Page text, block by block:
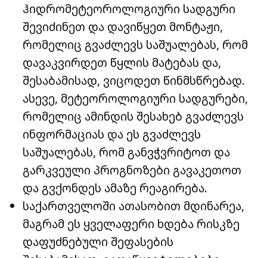
ჰიდრომეტეოროლოგიური სადგური
შევიძინეთ და დავიწყეთ მონტაჟი,
რომელიც გვაძლევს საშუალებას, რომ
დავაკვირდეთ წყლის მატებას და,
შესაბამისად, ვიცოდეთ წინმსწრებად.
ასევე, მეტეოროლოგიური სადგურები,
რომელიც ამინდის შესახებ გვაძლევს
ინფორმაციას და ეს გვაძლევს
საშუალებას, რომ განვჭვრიტოთ და
გარკვეული პროგნოზები გავაკეთოთ
და გვქონდეს ამაზე რეაგირება.
საქართველოში ათასობით მდინარეა,
მაგრამ ეს ყველაფერი ხდება რისკზე
დაფუძნებული შეფასების